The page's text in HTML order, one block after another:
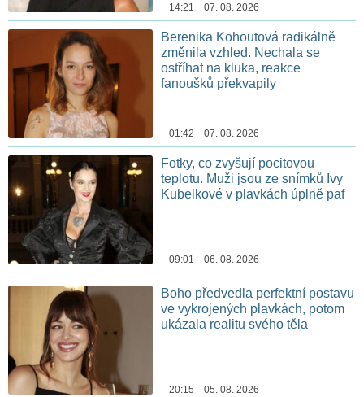
14:21 07. 08. 2026
Berenika Kohoutová radikálně
změnila vzhled. Nechala se
ostříhat na kluka, reakce
fanoušků překvapily
01:42 07. 08. 2026
Fotky, co zvyšují pocitovou
teplotu. Muži jsou ze snímků Ivy
Kubelkové v plavkách úplně paf
09:01 06. 08. 2026
Boho předvedla perfektní postavu
ve vykrojených plavkách, potom
ukázala realitu svého těla
20:15 05. 08. 2026